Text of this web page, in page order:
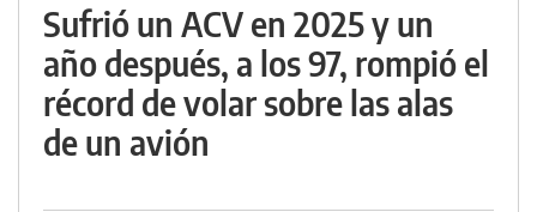
Sufrió un ACV en 2025 y un
año después, a los 97, rompió el
récord de volar sobre las alas
de un avión